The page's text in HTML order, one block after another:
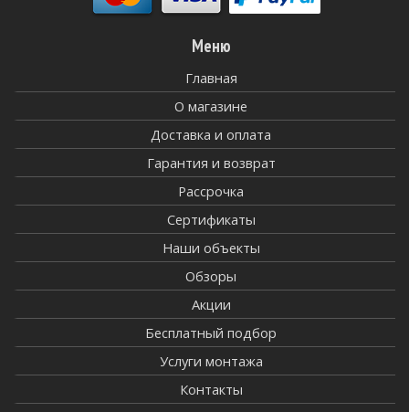
Меню
Главная
О магазине
Доставка и оплата
Гарантия и возврат
Рассрочка
Сертификаты
Наши объекты
Обзоры
Акции
Бесплатный подбор
Услуги монтажа
Контакты